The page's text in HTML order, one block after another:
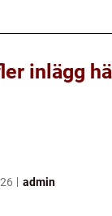
inlägg
admin